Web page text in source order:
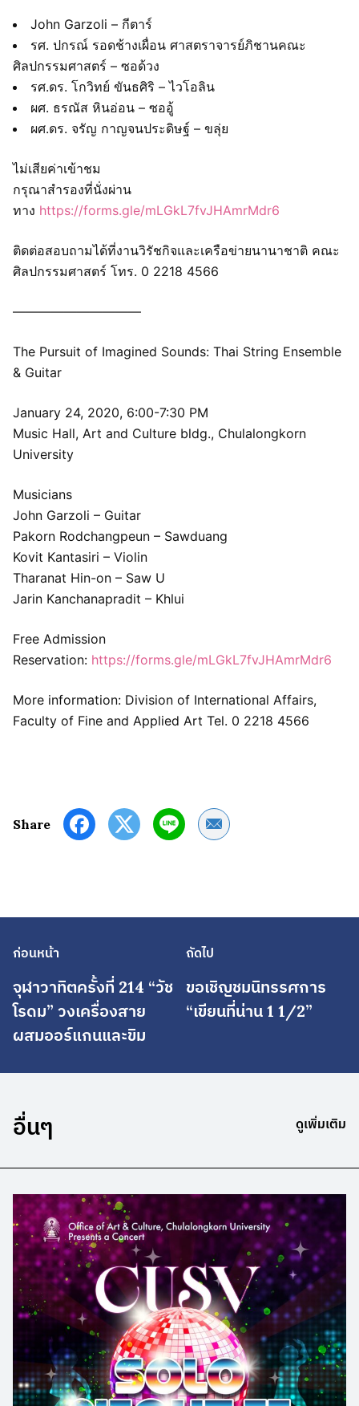
John Garzoli – กีตาร์
รศ. ปกรณ์ รอดช้างเผื่อน ศาสตราจารย์ภิชานคณะ
ศิลปกรรมศาสตร์ – ซอด้วง
รศ.ดร. โกวิทย์ ขันธศิริ – ไวโอลิน
ผศ. ธรณัส หินอ่อน – ซออู้
ผศ.ดร. จรัญ กาญจนประดิษฐ์ – ขลุ่ย
ไม่เสียค่าเข้าชม
กรุณาสำรองที่นั่งผ่าน
ทาง https://forms.gle/mLGkL7fvJHAmrMdr6
ติดต่อสอบถามได้ที่งานวิรัชกิจและเครือข่ายนานาชาติ คณะ
ศิลปกรรมศาสตร์ โทร. 0 2218 4566
——————————
The Pursuit of Imagined Sounds: Thai String Ensemble
& Guitar
January 24, 2020, 6:00-7:30 PM
Music Hall, Art and Culture bldg., Chulalongkorn
University
Musicians
John Garzoli – Guitar
Pakorn Rodchangpeun – Sawduang
Kovit Kantasiri – Violin
Tharanat Hin-on – Saw U
Jarin Kanchanapradit – Khlui
Free Admission
Reservation: https://forms.gle/mLGkL7fvJHAmrMdr6
More information: Division of International Affairs,
Faculty of Fine and Applied Art Tel. 0 2218 4566
Share Share by Email
ก่อนหน้า
จุฬาวาทิตครั้งที่ 214 “วัช
โรดม” วงเครื่องสาย
ผสมออร์แกนและขิม
ถัดไป
ขอเชิญชมนิทรรศการ
“เขียนที่น่าน 1 1/2”
อื่นๆ ดูเพิ่มเติม